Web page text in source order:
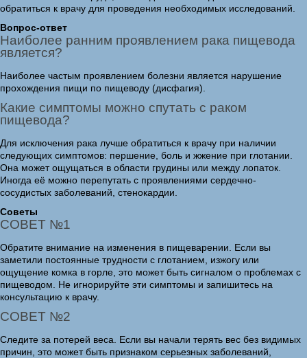
обратиться к врачу для проведения необходимых исследований.
Вопрос-ответ
Наиболее ранним проявлением рака пищевода
является?
Наиболее частым проявлением болезни является нарушение
прохождения пищи по пищеводу (дисфагия).
Какие симптомы можно спутать с раком
пищевода?
Для исключения рака лучше обратиться к врачу при наличии
следующих симптомов: першение, боль и жжение при глотании.
Она может ощущаться в области грудины или между лопаток.
Иногда её можно перепутать с проявлениями сердечно-
сосудистых заболеваний, стенокардии.
Советы
СОВЕТ №1
Обратите внимание на изменения в пищеварении. Если вы
заметили постоянные трудности с глотанием, изжогу или
ощущение комка в горле, это может быть сигналом о проблемах с
пищеводом. Не игнорируйте эти симптомы и запишитесь на
консультацию к врачу.
СОВЕТ №2
Следите за потерей веса. Если вы начали терять вес без видимых
причин, это может быть признаком серьезных заболеваний,